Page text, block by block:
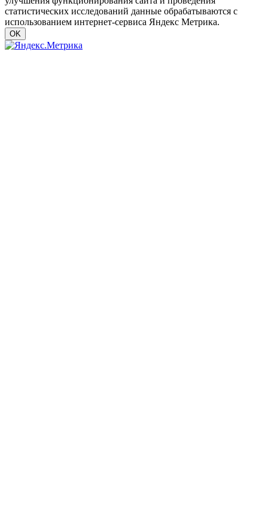
статистических исследований данные обрабатываются с
использованием интернет-сервиса Яндекс Метрика.
OK